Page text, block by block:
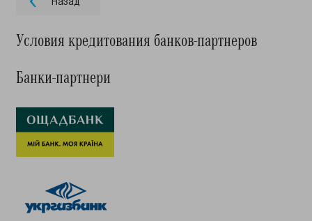
Условия кредитования банков-партнеров
Банки-партнери